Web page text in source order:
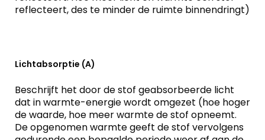
reflecteert, des te minder de ruimte binnendringt)
Lichtabsorptie (A)
Beschrijft het door de stof geabsorbeerde licht
dat in warmte-energie wordt omgezet (hoe hoger
de waarde, hoe meer warmte de stof opneemt.
De opgenomen warmte geeft de stof vervolgens